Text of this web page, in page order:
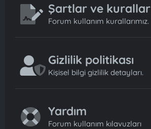
Şartlar ve kurallar
Forum kullanım kurallarımız.
Gizlilik politikası
Kişisel bilgi gizlilik detayları.
Yardım
Forum kullanım kılavuzları